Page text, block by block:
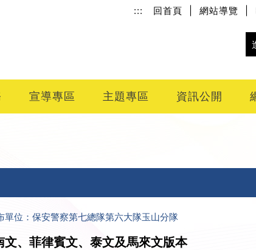
::: 回首頁 網站導覽
宣導專區 主題專區 資訊公開
單位：保安警察第七總隊第六大隊玉山分隊
文、菲律賓文、泰文及馬來文版本